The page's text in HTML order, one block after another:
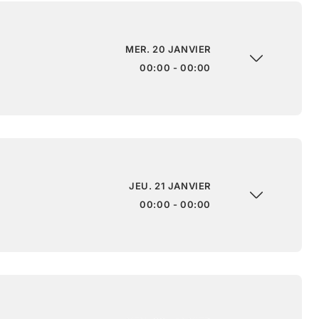
MER. 20 JANVIER
00:00 - 00:00
JEU. 21 JANVIER
00:00 - 00:00